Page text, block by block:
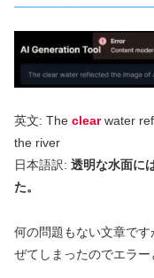
英文: The clearwater
the river
日本語訳: 透明な水面に
た。
何の問題もない文章です
ぜてしまったのでエラー